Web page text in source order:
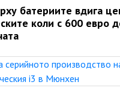
батериите вдига
коли с 600 евро